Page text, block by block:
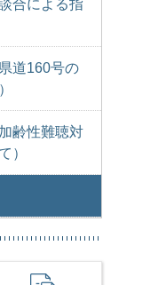
合による指
道160号の
齢性難聴対
）